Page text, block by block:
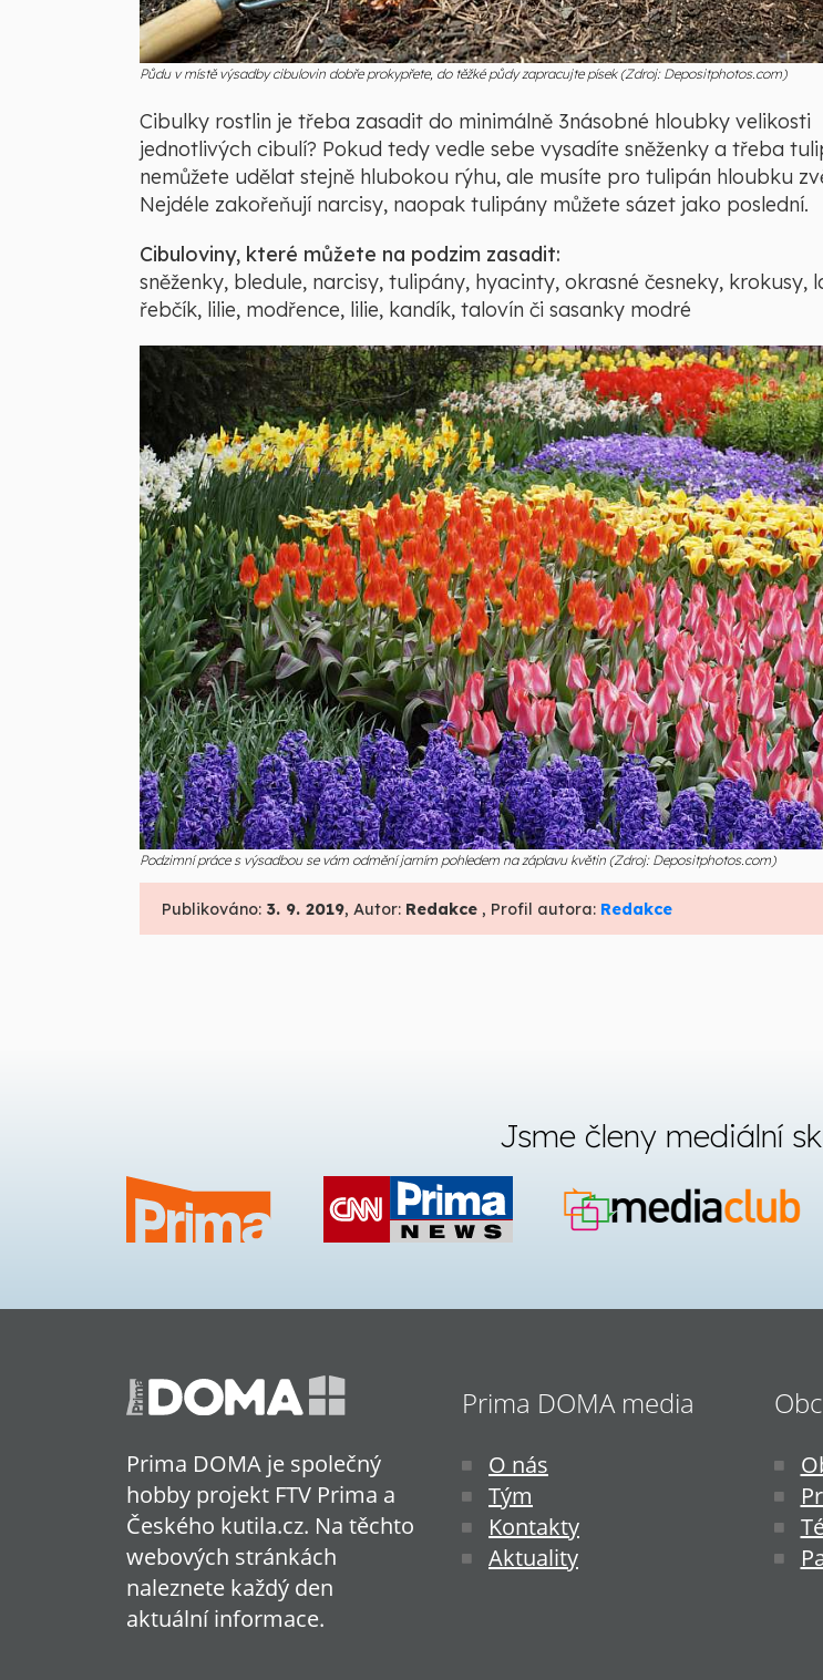
Půdu v místě výsadby cibulovin dobře prokypřete, do těžké půdy zapracujte písek (Zdroj: Depositphotos.com)
Cibulky rostlin je třeba zasadit do minimálně 3násobné hloubky velikosti
jednotlivých cibulí? Pokud tedy vedle sebe vysadíte sněženky a třeba
nemůžete udělat stejně hlubokou rýhu, ale musíte pro tulipán hloubku
Nejdéle zakořeňují narcisy, naopak tulipány můžete sázet jako poslední.
Cibuloviny, které můžete na podzim zasadit:
sněženky, bledule, narcisy, tulipány, hyacinty, okrasné česneky, krokusy,
řebčík, lilie, modřence, lilie, kandík, talovín či sasanky modré
Podzimní práce s výsadbou se vám odmění jarním pohledem na záplavu květin (Zdroj: Depositphotos.com)
Publikováno: 3. 9. 2019, Autor: Redakce , Profil autora: Redakce
Jsme členy mediální
Prima DOMA je společný
hobby projekt FTV Prima a
Českého kutila.cz. Na těchto
webových stránkách
naleznete každý den
aktuální informace.
Prima DOMA media
O nás
Tým
Kontakty
Aktuality